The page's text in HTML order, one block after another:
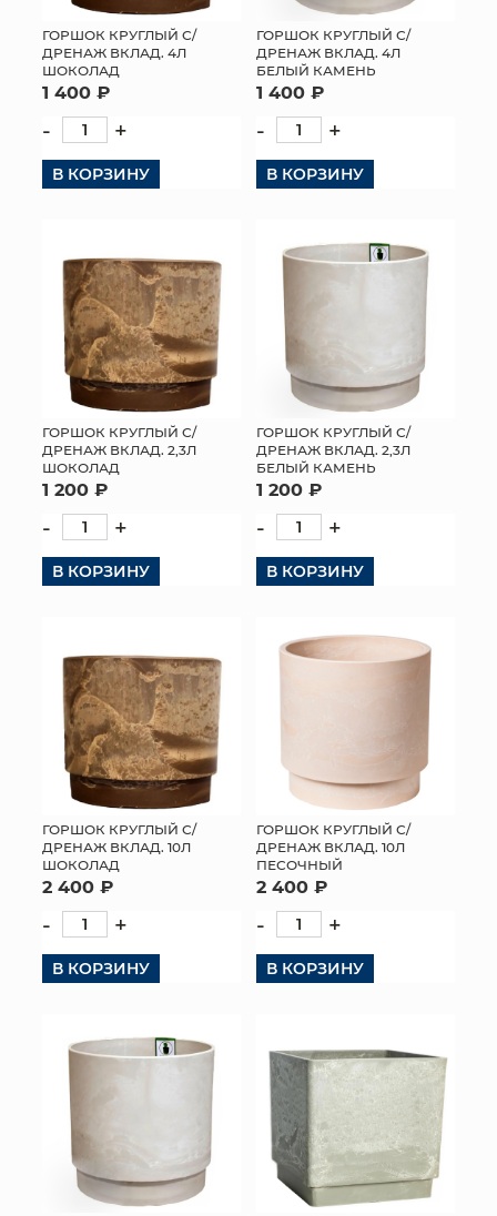
ГОРШОК КРУГЛЫЙ С/
ДРЕНАЖ ВКЛАД. 4Л
ШОКОЛАД
1 400 ₽
- +
В КОРЗИНУ
ГОРШОК КРУГЛЫЙ С/
ДРЕНАЖ ВКЛАД. 4Л
БЕЛЫЙ КАМЕНЬ
1 400 ₽
- +
В КОРЗИНУ
ГОРШОК КРУГЛЫЙ С/
ДРЕНАЖ ВКЛАД. 2,3Л
ШОКОЛАД
1 200 ₽
- +
В КОРЗИНУ
ГОРШОК КРУГЛЫЙ С/
ДРЕНАЖ ВКЛАД. 2,3Л
БЕЛЫЙ КАМЕНЬ
1 200 ₽
- +
В КОРЗИНУ
ГОРШОК КРУГЛЫЙ С/
ДРЕНАЖ ВКЛАД. 10Л
ШОКОЛАД
2 400 ₽
- +
В КОРЗИНУ
ГОРШОК КРУГЛЫЙ С/
ДРЕНАЖ ВКЛАД. 10Л
ПЕСОЧНЫЙ
2 400 ₽
- +
В КОРЗИНУ